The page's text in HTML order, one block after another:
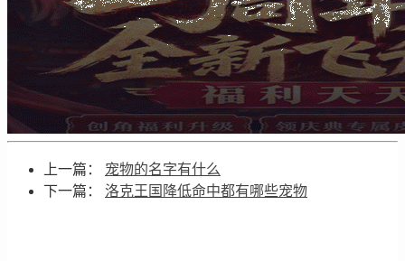
上一篇： 宠物的名字有什么
下一篇： 洛克王国降低命中都有哪些宠物